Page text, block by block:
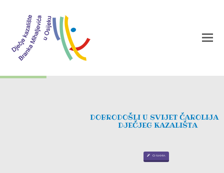
DOBRODOŠLI U SVIJET ČAROLIJA
DJEČJEG KAZALIŠTA
O NAMA